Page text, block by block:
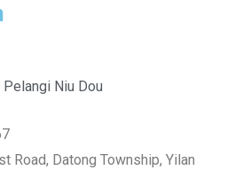
Niu Dou
Road, Datong Township, Yilan